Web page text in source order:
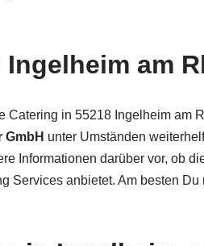
am
Catering in 55218 Ingelheim am
GmbH unter Umständen
Informationen darüber vor, ob
Services anbietet. Am besten